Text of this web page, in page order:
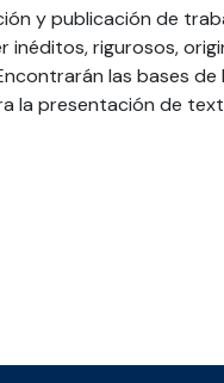
y publicación de
rigurosos,
las bases
la presentación de